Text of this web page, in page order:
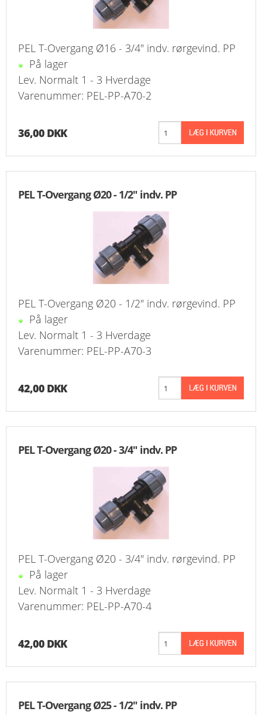
TILBUD
PROFIL
VILKÅR
FAQ
KUNDECENTER
LOG UD
PEL T-Overgang Ø16 - 3/4" indv. rørgevind. PP
På lager
Lev. Normalt 1 - 3 Hverdage
Varenummer: PEL-PP-A70-2
36,00 DKK
PEL T-Overgang Ø20 - 1/2" indv. PP
PEL T-Overgang Ø20 - 1/2" indv. rørgevind. PP
På lager
Lev. Normalt 1 - 3 Hverdage
Varenummer: PEL-PP-A70-3
42,00 DKK
PEL T-Overgang Ø20 - 3/4" indv. PP
PEL T-Overgang Ø20 - 3/4" indv. rørgevind. PP
På lager
Lev. Normalt 1 - 3 Hverdage
Varenummer: PEL-PP-A70-4
42,00 DKK
PEL T-Overgang Ø25 - 1/2" indv. PP